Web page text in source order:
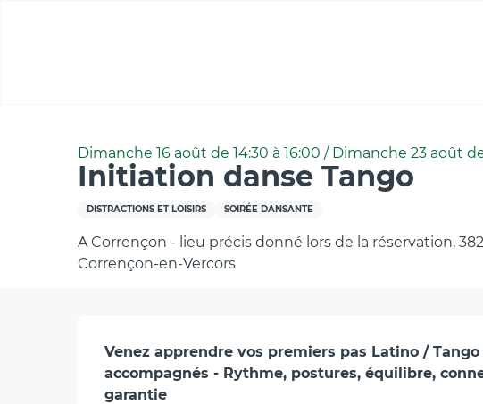
Dimanche 16 août de 14:30 à 16:00 / Dimanche 23 août de
Initiation danse Tango
DISTRACTIONS ET LOISIRS SOIRÉE DANSANTE
A Corrençon - lieu précis donné lors de la réservation,
Corrençon-en-Vercors
Description
Venez apprendre vos premiers pas Latino /
accompagnés - Rythme, postures, équilibre,
garantie